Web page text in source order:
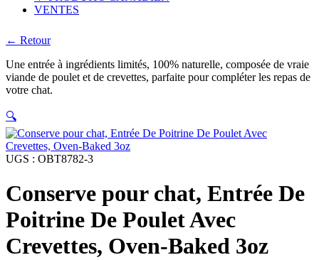
VENTES
← Retour
Une entrée à ingrédients limités, 100% naturelle, composée de vraie
viande de poulet et de crevettes, parfaite pour compléter les repas de
votre chat.
🔍
UGS : OBT8782-3
Conserve pour chat, Entrée De
Poitrine De Poulet Avec
Crevettes, Oven-Baked 3oz